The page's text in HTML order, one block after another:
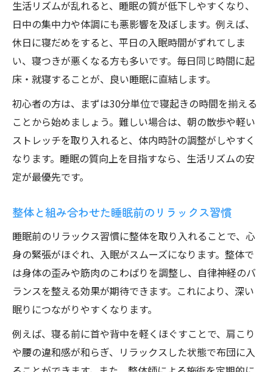
生活リズムが乱れると、睡眠の質が低下しやすくなり、
日中の集中力や体調にも悪影響を及ぼします。例えば、
休日に寝だめをすると、平日の入眠時間がずれてしま
い、寝つきが悪くなる方も多いです。毎日同じ時間に起
床・就寝することが、良い睡眠に直結します。
初心者の方は、まずは30分単位で寝起きの時間を揃える
ことから始めましょう。難しい場合は、朝の散歩や軽い
ストレッチを取り入れると、体内時計の調整がしやすく
なります。睡眠の質向上を目指すなら、生活リズムの安
定が最優先です。
整体と組み合わせた睡眠前のリラックス習慣
睡眠前のリラックス習慣に整体を取り入れることで、心
身の緊張がほぐれ、入眠がスムーズになります。整体で
は身体の歪みや筋肉のこわばりを調整し、自律神経のバ
ランスを整える効果が期待できます。これにより、深い
眠りにつながりやすくなります。
例えば、寝る前に首や背中を軽くほぐすことで、肩こり
や腰の違和感が和らぎ、リラックスした状態で布団に入